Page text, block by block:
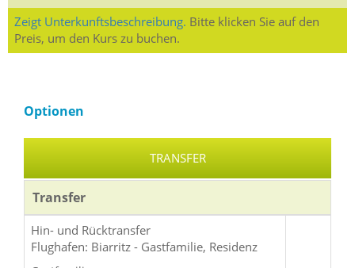
Zeigt Unterkunftsbeschreibung. Bitte klicken Sie auf den
Preis, um den Kurs zu buchen.
Optionen
TRANSFER
Transfer
Hin- und Rücktransfer
Flughafen: Biarritz - Gastfamilie, Residenz